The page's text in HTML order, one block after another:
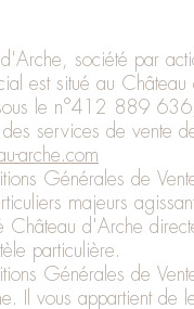
d'Arche, société par
est situé au
le n°412 889
services de vente
arche.com
Générales de
majeurs
Château d'Arche
particulière.
Générales de
Il vous appartient de